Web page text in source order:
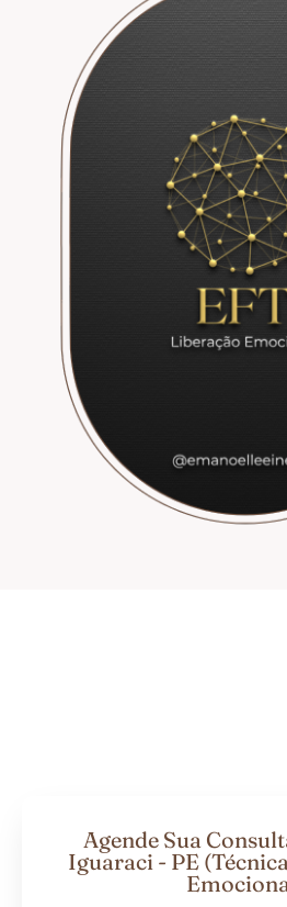
Agende Sua
Iguaraci - PE